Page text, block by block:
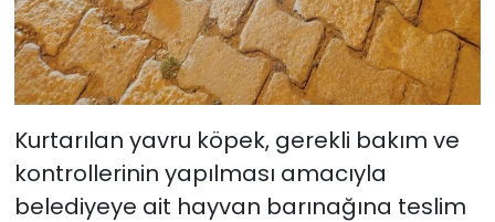
Kurtarılan yavru köpek, gerekli bakım ve
kontrollerinin yapılması amacıyla
belediyeye ait hayvan barınağına teslim